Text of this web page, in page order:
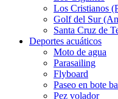
Los Cristianos
Golf del Sur
Santa Cruz de
Deportes acuáticos
Moto de agua
Parasailing
Flyboard
Paseo en bote
Pez volador